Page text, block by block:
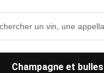
Champagne et bulles